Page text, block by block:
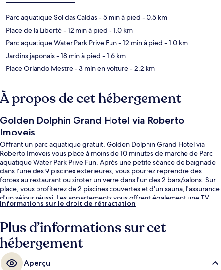
Parc aquatique Sol das Caldas- 5 min à pied - 0.5 km
Place de la Liberté- 12 min à pied - 1.0 km
Parc aquatique Water Park Prive Fun- 12 min à pied - 1.0 km
Jardins japonais- 18 min à pied - 1.6 km
Place Orlando Mestre- 3 min en voiture- 2.2 km
À propos de cet hébergement
Golden Dolphin Grand Hotel via Roberto
Imoveis
Offrant un parc aquatique gratuit, Golden Dolphin Grand Hotel via
Roberto Imoveis vous place à moins de 10 minutes de marche de Parc
aquatique Water Park Prive Fun. Après une petite séance de baignade
dans l'une des 9 piscines extérieures, vous pourrez reprendre des
forces au restaurant ou siroter un verre dans l'un des 2 bars/salons. Sur
place, vous profiterez de 2 piscines couvertes et d'un sauna, l'assurance
d'un séjour réussi. Les appartements vous offrent également une TV
connectée et un pommeau de douche à « effet pluie ».
Informations sur le droit de rétractation
Plus d’informations sur cet
hébergement
Aperçu